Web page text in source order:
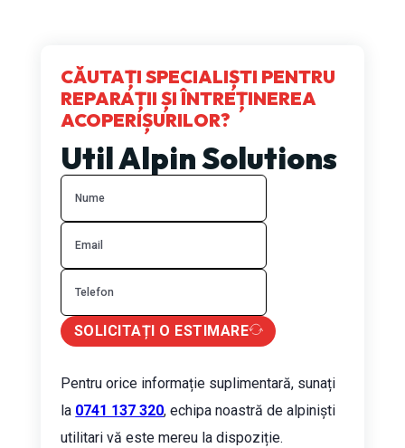
CĂUTAȚI SPECIALIȘTI PENTRU
REPARAȚII ȘI ÎNTREȚINEREA
ACOPERIȘURILOR?
Util Alpin Solutions
SOLICITAȚI O ESTIMARE
Pentru orice informație suplimentară, sunați
la 0741 137 320, echipa noastră de alpiniști
utilitari vă este mereu la dispoziție.